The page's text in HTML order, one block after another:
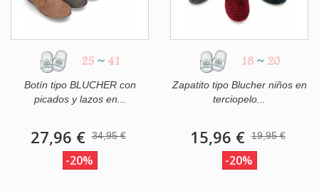
25 ~ 41
Botín tipo BLUCHER con
picados y lazos en...
27,96 € 34,95 €
-20%
18 ~ 20
Zapatito tipo Blucher niños en
terciopelo...
15,96 € 19,95 €
-20%